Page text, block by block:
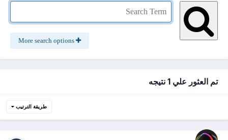
تم العثور علي 1 نتيجه
طريقة الترتيب